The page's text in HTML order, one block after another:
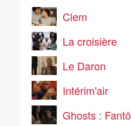
Clem
La croisière
Le Daron
Intérim'air
Ghosts :